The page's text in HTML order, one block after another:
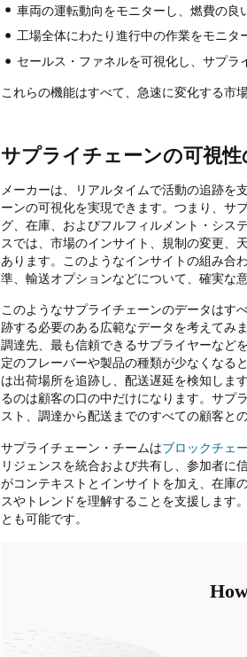
車両の運転動向をモニターし、燃費の良
工場全体にわたり進行中の作業をモニ
セールス・ファネルを可視化し、サプラ
これらの機能はすべて、急速に変化する市
サプライチェーンの可視性
メーカーは、リアルタイムで活動の追跡を
ーンの可視化を実現できます。つまり、サ
グ、在庫、およびフルフィルメント・シス
スでは、市場のインサイト、規制の変更、
あります。このようなインサイトの組み合
準、輸送オプションなどについて、確実な
このようなサプライチェーンのデータはす
跡する必要のある広範なデータを考えてみ
調達先、最も信頼できるサプライヤーなど
定のフレーバーや製品の種類が少なくなる
は出荷場所を追跡し、配送遅延を検知しま
るのは顧客の口の中だけになります。サプ
スト、調達から配送までのすべての顧客と
サプライチェーン・チームはブロックチェ
リジェンスを統合および共有し、参加者に
がコンテキストとインサイトを加え、在庫
スやトレンドを理解することを支援します
とも可能です。